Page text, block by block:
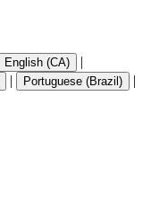
English (CA) |
| Portuguese (Brazil) |